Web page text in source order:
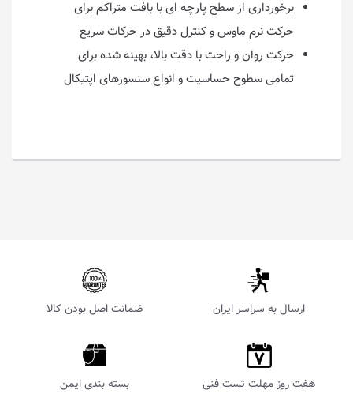
برخورداری از سطح پارچه‌ ای با بافت متراکم برای
حرکت نرم ماوس و کنترل دقیق در حرکات سریع
حرکت روان و راحت با دقت بالا، بهینه‌ شده برای
تمامی سطوح حساسیت و انواع سنسورهای اپتیکال
ارسال به سراسر ایران ضمانت اصل بودن کالا
هفت روز مهلت تست فنی بسته بندی ایمن